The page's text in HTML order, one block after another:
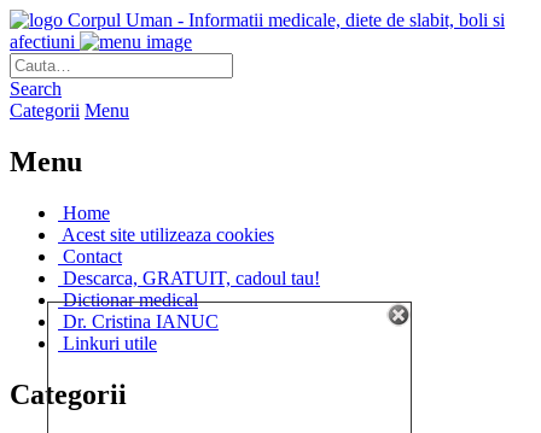
Corpul Uman - Informatii medicale, diete de slabit, boli si
afectiuni
Search
Categorii Menu
Menu
Home
Acest site utilizeaza cookies
Contact
Descarca, GRATUIT, cadoul tau!
Dictionar medical
Dr. Cristina IANUC
Linkuri utile
Categorii